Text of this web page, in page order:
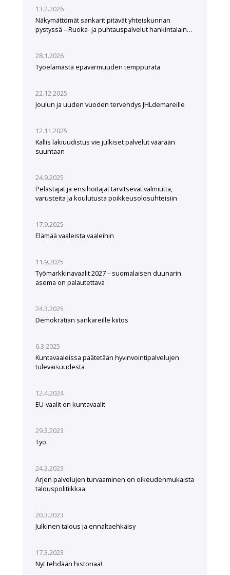
13.2.2026
Näkymättömät sankarit pitävät yhteiskunnan
pystyssä – Ruoka- ja puhtauspalvelut hankintalain
28.1.2026
Työelämästä epävarmuuden temppurata
22.12.2025
Joulun ja uuden vuoden tervehdys JHLdemareille
12.11.2025
Kallis lakiuudistus vie julkiset palvelut väärään
suuntaan
24.9.2025
Pelastajat ja ensihoitajat tarvitsevat valmiutta,
varusteita ja koulutusta poikkeusolosuhteisiin
17.9.2025
Elämää vaaleista vaaleihin
11.9.2025
Työmarkkinavaalit 2027 – suomalaisen duunarin
asema on palautettava
24.3.2025
Demokratian sankareille kiitos
6.3.2025
Kuntavaaleissa päätetään hyvinvointipalvelujen
tulevaisuudesta
12.4.2024
EU-vaalit on kuntavaalit
29.3.2023
Työ.
24.3.2023
Arjen palvelujen turvaaminen on oikeudenmukaista
talouspolitiikkaa
20.3.2023
Julkinen talous ja ennaltaehkäisy
17.3.2023
Nyt tehdään historiaa!